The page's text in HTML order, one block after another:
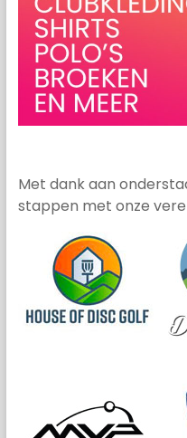
Met dank aan
stappen met onze